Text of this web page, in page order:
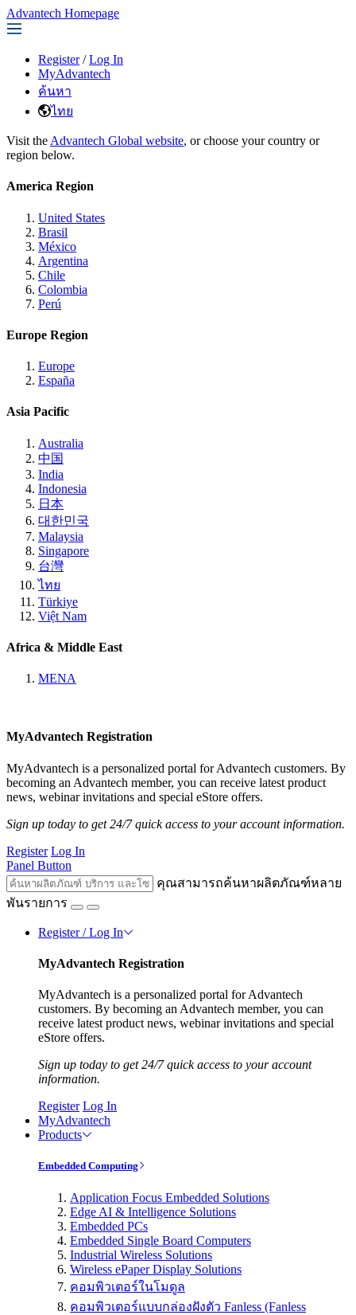
Advantech Homepage
Register / Log In
MyAdvantech
ค้นหา
ไทย
Visit the Advantech Global website, or choose your country or
region below.
America Region
United States
Brasil
México
Argentina
Chile
Colombia
Perú
Europe Region
Europe
España
Asia Pacific
Australia
中国
India
Indonesia
日本
대한민국
Malaysia
Singapore
台灣
ไทย
Türkiye
Việt Nam
Africa & Middle East
MENA
MyAdvantech Registration
MyAdvantech is a personalized portal for Advantech customers. By
becoming an Advantech member, you can receive latest product
news, webinar invitations and special eStore offers.
Sign up today to get 24/7 quick access to your account information.
Register Log In
Panel Button
คุณสามารถค้นหาผลิตภัณฑ์หลาย
พันรายการ
Register / Log In
MyAdvantech Registration
MyAdvantech is a personalized portal for Advantech
customers. By becoming an Advantech member, you can
receive latest product news, webinar invitations and special
eStore offers.
Sign up today to get 24/7 quick access to your account
information.
Register Log In
MyAdvantech
Products
Embedded Computing
Application Focus Embedded Solutions
Edge AI & Intelligence Solutions
Embedded PCs
Embedded Single Board Computers
Industrial Wireless Solutions
Wireless ePaper Display Solutions
คอมพิวเตอร์ในโมดูล
คอมพิวเตอร์แบบกล่องฝังตัว Fanless (Fanless